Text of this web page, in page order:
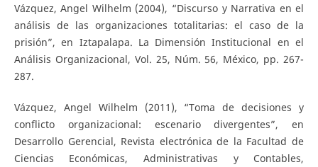
Vázquez, Angel Wilhelm (2004), “Discurso y Narrativa en el
análisis de las organizaciones totalitarias: el caso de la
prisión”, en Iztapalapa. La Dimensión Institucional en el
Análisis Organizacional, Vol. 25, Núm. 56, México, pp. 267-
287.
Vázquez, Angel Wilhelm (2011), “Toma de decisiones y
conflicto organizacional: escenario divergentes”, en
Desarrollo Gerencial, Revista electrónica de la Facultad de
Ciencias Económicas, Administrativas y Contables,